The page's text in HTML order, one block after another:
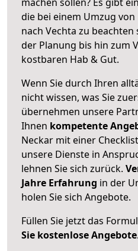
die bei einem Umzug
nach Vechta zu beachten
der Planung bis hin zum
kostbaren Hab & Gut.
Wenn Sie durch Ihren
nicht wissen, was Sie
übernehmen unsere
Ihnen kompetente
Neckar mit einer
unsere Dienste in
lehnen Sie sich zurück.
Jahre Erfahrung in der
holen Sie sich Angebote.
Füllen Sie jetzt das
Sie kostenlose Angebote.